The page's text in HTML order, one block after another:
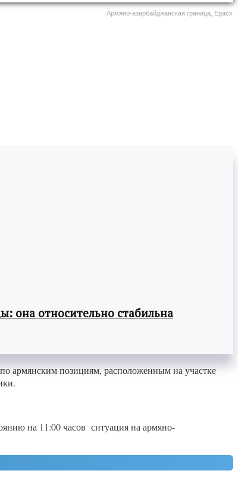
Армяно-азербайджанская граница, Ерасх
она относительно стабильна
армянским позициям, расположенным на участке
на 11:00 часов ситуация на армяно-